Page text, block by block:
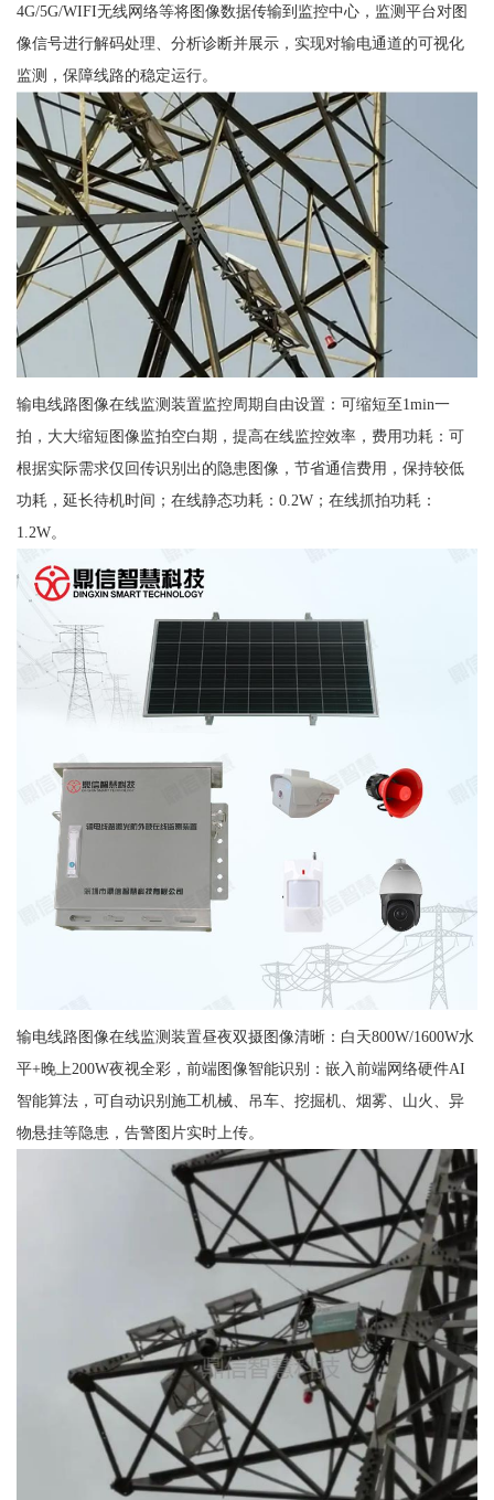
4G/5G/WIFI无线网络等将图像数据传输到监控中心，监测平台对图
像信号进行解码处理、分析诊断并展示，实现对输电通道的可视化
监测，保障线路的稳定运行。
输电线路图像在线监测装置监控周期自由设置：可缩短至1min一
拍，大大缩短图像监拍空白期，提高在线监控效率，费用功耗：可
根据实际需求仅回传识别出的隐患图像，节省通信费用，保持较低
功耗，延长待机时间；在线静态功耗：0.2W；在线抓拍功耗：
1.2W。
输电线路图像在线监测装置昼夜双摄图像清晰：白天800W/1600W水
平+晚上200W夜视全彩，前端图像智能识别：嵌入前端网络硬件AI
智能算法，可自动识别施工机械、吊车、挖掘机、烟雾、山火、异
物悬挂等隐患，告警图片实时上传。